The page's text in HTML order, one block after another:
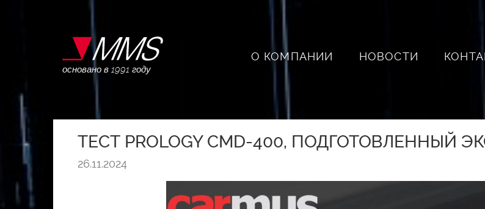
основано в 1991 году
О КОМПАНИИ НОВОСТИ
ТЕСТ PROLOGY CMD-400, ПОДГОТОВЛЕННЫЙ
26.11.2024